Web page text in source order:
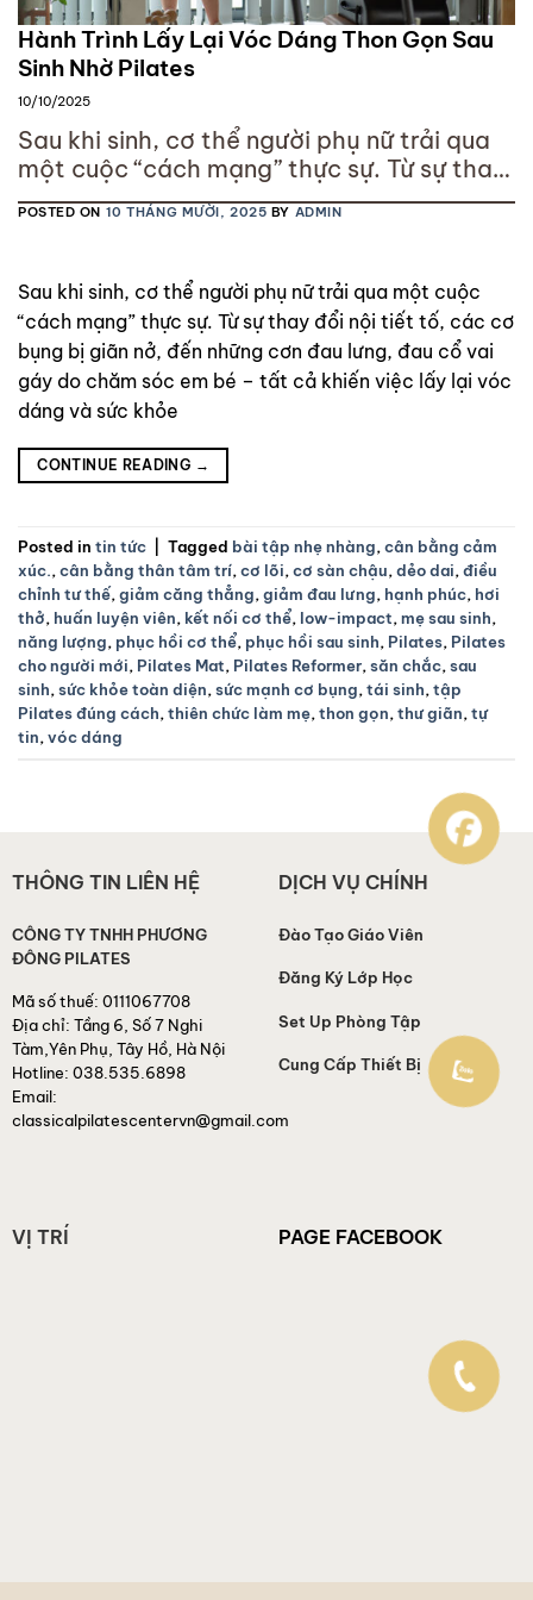
Hành Trình Lấy Lại Vóc Dáng Thon Gọn Sau
Sinh Nhờ Pilates
10/10/2025
Sau khi sinh, cơ thể người phụ nữ trải qua
một cuộc “cách mạng” thực sự. Từ sự thay
đổi nội tiết tố, các cơ bụng bị giãn nở, đến
những cơn đau lưng, đau cổ vai gáy do
vóc dáng và sức khỏe
POSTED ON 10 THÁNG MƯỜI, 2025 BY ADMIN
Sau khi sinh, cơ thể người phụ nữ trải qua một cuộc
“cách mạng” thực sự. Từ sự thay đổi nội tiết tố, các cơ
bụng bị giãn nở, đến những cơn đau lưng, đau cổ vai
gáy do chăm sóc em bé – tất cả khiến việc lấy lại vóc
dáng và sức khỏe
CONTINUE READING →
Posted in tin tức Tagged bài tập nhẹ nhàng, cân bằng cảm
xúc., cân bằng thân tâm trí, cơ lõi, cơ sàn chậu, dẻo dai, điều
chỉnh tư thế, giảm căng thẳng, giảm đau lưng, hạnh phúc, hơi
thở, huấn luyện viên, kết nối cơ thể, low-impact, mẹ sau sinh,
năng lượng, phục hồi cơ thể, phục hồi sau sinh, Pilates, Pilates
cho người mới, Pilates Mat, Pilates Reformer, săn chắc, sau
sinh, sức khỏe toàn diện, sức mạnh cơ bụng, tái sinh, tập
Pilates đúng cách, thiên chức làm mẹ, thon gọn, thư giãn, tự
tin, vóc dáng
THÔNG TIN LIÊN HỆ
CÔNG TY TNHH PHƯƠNG
ĐÔNG PILATES
Mã số thuế: 0111067708
Địa chỉ: Tầng 6, Số 7 Nghi
Tàm,Yên Phụ, Tây Hồ, Hà Nội
Hotline: 038.535.6898
Email:
classicalpilatescentervn@gmail.com
DỊCH VỤ CHÍNH
Đào Tạo Giáo Viên
Đăng Ký Lớp Học
Set Up Phòng Tập
Cung Cấp Thiết Bị
VỊ TRÍ PAGE FACEBOOK